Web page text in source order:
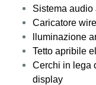
Sistema audio
Caricatore
lluminazione
Tetto apribile
Cerchi in lega
display